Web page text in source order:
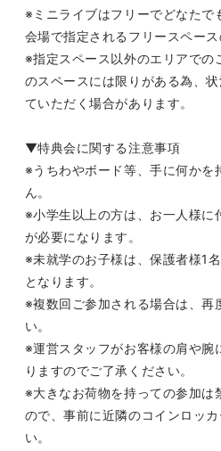
※ミニライブはフリーでどなたで
会場で指定されるフリースペース
※指定スペース以外のエリアでの
のスペースには限りがある為、
ていただく場合があります。
▼特典会に関する注意事項
※うちわやボード等、手に何かを
ん。
※小学生以上の方は、お一人様に
が必要になります。
※未就学のお子様は、保護者様1
となります。
※複数回ご参加される場合は、再
い。
※運営スタッフがお客様の肩や腕
りますのでご了承ください。
※大きなお荷物を持っての参加は
ので、事前に近隣のコインロッ
い。